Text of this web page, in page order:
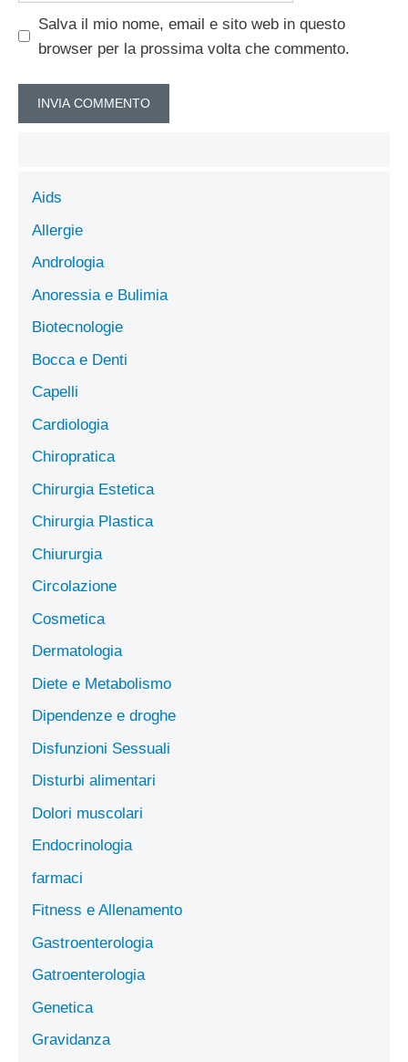
Salva il mio nome, email e sito web in questo
browser per la prossima volta che commento.
Aids
Allergie
Andrologia
Anoressia e Bulimia
Biotecnologie
Bocca e Denti
Capelli
Cardiologia
Chiropratica
Chirurgia Estetica
Chirurgia Plastica
Chiururgia
Circolazione
Cosmetica
Dermatologia
Diete e Metabolismo
Dipendenze e droghe
Disfunzioni Sessuali
Disturbi alimentari
Dolori muscolari
Endocrinologia
farmaci
Fitness e Allenamento
Gastroenterologia
Gatroenterologia
Genetica
Gravidanza